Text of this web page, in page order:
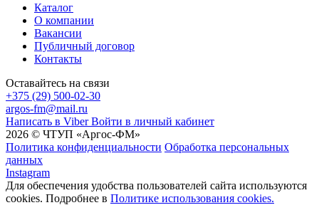
Каталог
О компании
Вакансии
Публичный договор
Контакты
Оставайтесь на связи
+375 (29) 500-02-30
argos-fm@mail.ru
Написать в Viber Войти в личный кабинет
2026 © ЧТУП «Аргос-ФМ»
Политика конфиденциальности Обработка персональных
данных
Instagram
Для обеспечения удобства пользователей сайта используются
cookies. Подробнее в Политике использования cookies.